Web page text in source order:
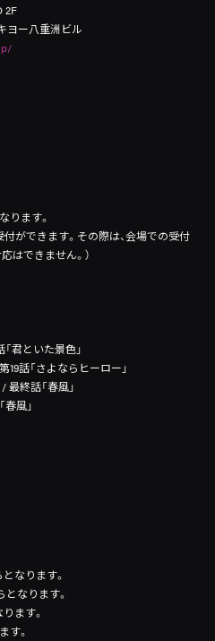
2F
ヨー八重洲ビル
ります。
ができます。その際は、会場での受付
はできません。）
「君といた景色」
19話「さよならヒーロー」
最終話「春風」
春風」
）
なります。
なります。
ます。
す。